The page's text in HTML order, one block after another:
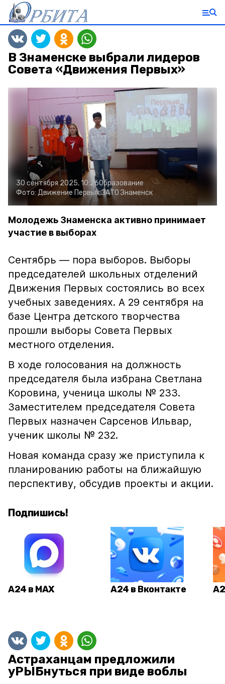
В Знаменске выбрали лидеров
Совета «Движения Первых»
30 сентября 2025, 10:26Образование
Фото: Движение Первых ЗАТО Знаменск
Молодежь Знаменска активно принимает
участие в выборах
Сентябрь — пора выборов. Выборы
председателей школьных отделений
Движения Первых состоялись во всех
учебных заведениях. А 29 сентября на
базе Центра детского творчества
прошли выборы Совета Первых
местного отделения.
В ходе голосования на должность
председателя была избрана Светлана
Коровина, ученица школы № 233.
Заместителем председателя Совета
Первых назначен Сарсенов Ильвар,
ученик школы № 232.
Новая команда сразу же приступила к
планированию работы на ближайшую
перспективу, обсудив проекты и акции.
Подпишись!
А24 в MAX А24 в Вконтакте
Астраханцам предложили
уРЫБнуться при виде воблы